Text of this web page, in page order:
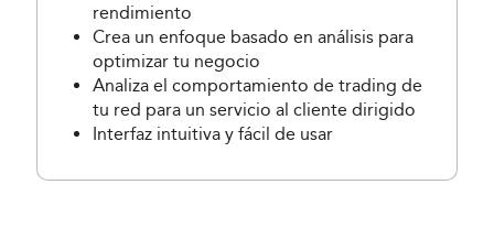
rendimiento
Crea un enfoque basado en análisis para
optimizar tu negocio
Analiza el comportamiento de trading de
tu red para un servicio al cliente dirigido
Interfaz intuitiva y fácil de usar